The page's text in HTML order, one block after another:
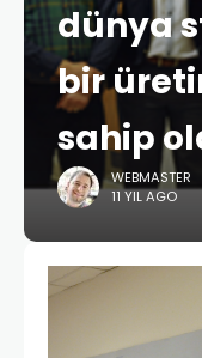
dünya
bir
sahip
WEBMASTER
11 YIL AGO